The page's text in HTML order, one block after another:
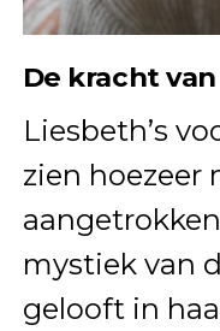
De kracht
Liesbeth’s
zien hoezeer
mystiek van
gelooft in